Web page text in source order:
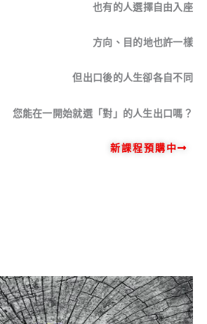
也有的人選擇自由入座
方向、目的地也許一樣
但出口後的人生卻各自不同
您能在一開始就選「對」的人生出口嗎？
新課程預購中